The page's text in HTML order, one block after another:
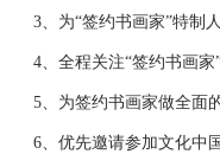
3、为“签约书画家”特制人
4、全程关注“签约书画家”
5、为签约书画家做全面的
6、优先邀请参加文化中国